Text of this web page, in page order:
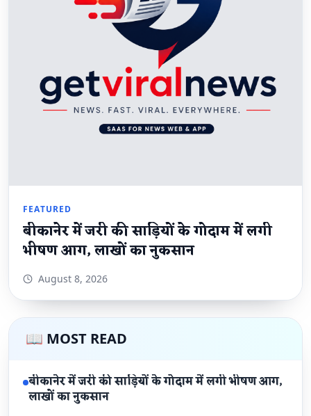
FEATURED
बीकानेर में जरी की साड़ियों के गोदाम में लगी
भीषण आग, लाखों का नुकसान
August 8, 2026
📖 MOST READ
बीकानेर में जरी की साड़ियों के गोदाम में लगी भीषण आग,
लाखों का नुकसान